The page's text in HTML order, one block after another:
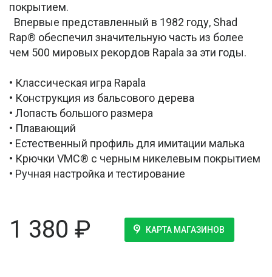
покрытием.
Впервые представленный в 1982 году, Shad
Rap® обеспечил значительную часть из более
чем 500 мировых рекордов Rapala за эти годы.
• Классическая игра Rapala
• Конструкция из бальсового дерева
• Лопасть большого размера
• Плавающий
• Естественный профиль для имитации малька
• Крючки VMC® с черным никелевым покрытием
• Ручная настройка и тестирование
1 380 ₽ КАРТА МАГАЗИНОВ